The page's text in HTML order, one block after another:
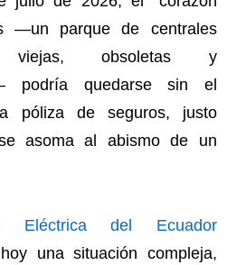
—un parque de centrales
viejas, obsoletas y
podría quedarse sin el
póliza de seguros, justo
asoma al abismo de un
Eléctrica del Ecuador
una situación compleja,